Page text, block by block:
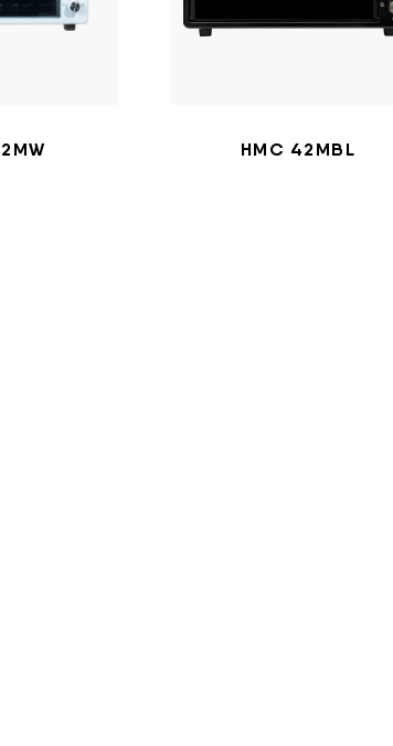
HMC 42MBL